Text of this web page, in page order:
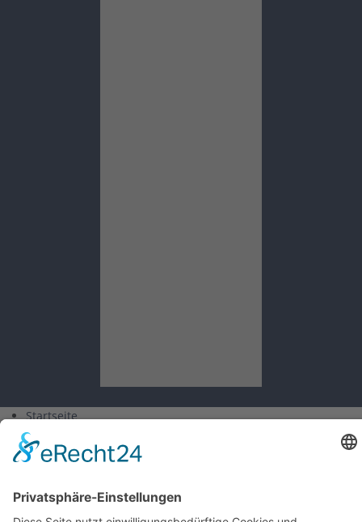
Startseite
Aktuelles
Kalender
Verein
Training
Gruppen